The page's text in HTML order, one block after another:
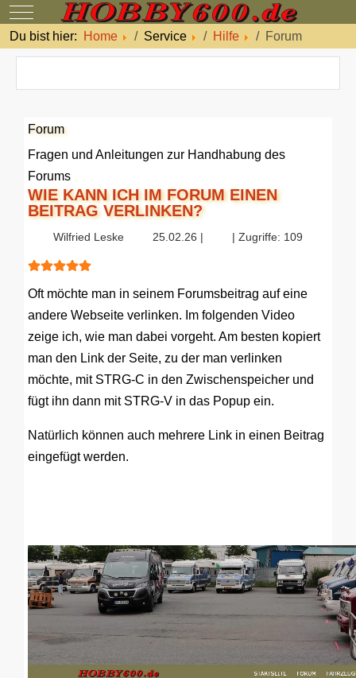
Mobile Menu Toggle
Du bist hier:
Home Service Hilfe Forum
Forum
Fragen und Anleitungen zur Handhabung des
Forums
WIE KANN ICH IM FORUM EINEN
BEITRAG VERLINKEN?
Wilfried Leske 25.02.26 | | Zugriffe: 109
Bewertung:
Oft möchte man in seinem Forumsbeitrag auf eine
andere Webseite verlinken. Im folgenden Video
zeige ich, wie man dabei vorgeht. Am besten kopiert
man den Link der Seite, zu der man verlinken
möchte, mit STRG-C in den Zwischenspeicher und
fügt ihn dann mit STRG-V in das Popup ein.
Natürlich können auch mehrere Link in einen Beitrag
eingefügt werden.